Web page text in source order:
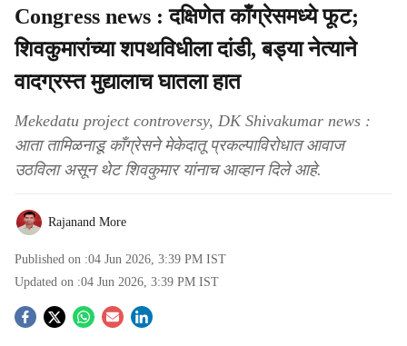
Congress news : दक्षिणेत काँग्रेसमध्ये फूट;
शिवकुमारांच्या शपथविधीला दांडी, बड्या नेत्याने
वादग्रस्त मुद्यालाच घातला हात
Mekedatu project controversy, DK Shivakumar news :
आता तामिळनाडू काँग्रेसने मेकेदातू प्रकल्पाविरोधात आवाज
उठविला असून थेट शिवकुमार यांनाच आव्हान दिले आहे.
Rajanand More
Published on :04 Jun 2026, 3:39 PM IST
Updated on :04 Jun 2026, 3:39 PM IST
S